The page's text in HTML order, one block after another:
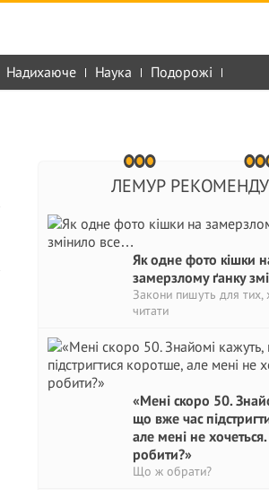
Надихаюче Наука Подорожі
ЛЕМУР
Як одне фото кішки
замерзлому ґанку
Закони пишуть для тих,
читати
«Мені скоро 50.
що вже час
але мені не
робити?»
Що ж обрати?